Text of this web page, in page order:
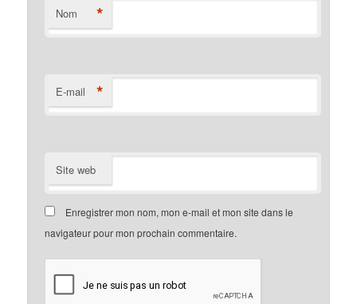
Nom *
E-mail *
Site web
Enregistrer mon nom, mon e-mail et mon site dans le
navigateur pour mon prochain commentaire.